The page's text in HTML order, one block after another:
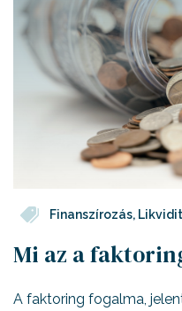
Finanszírozás,
Mi az a
A faktoring fogalma,